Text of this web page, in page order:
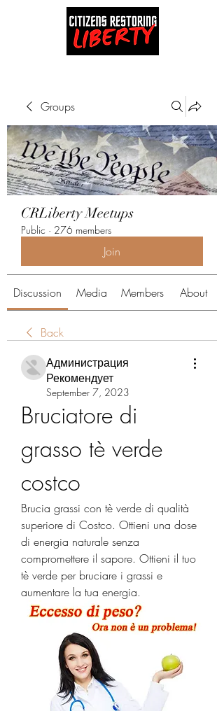
Groups
CRLiberty Meetups
Public · 276 members
Join
Discussion Media Members About
Back
Администрация
Рекомендует
September 7, 2023
Bruciatore di
grasso tè verde
costco
Brucia grassi con tè verde di qualità
superiore di Costco. Ottieni una dose
di energia naturale senza
compromettere il sapore. Ottieni il tuo
tè verde per bruciare i grassi e
aumentare la tua energia.